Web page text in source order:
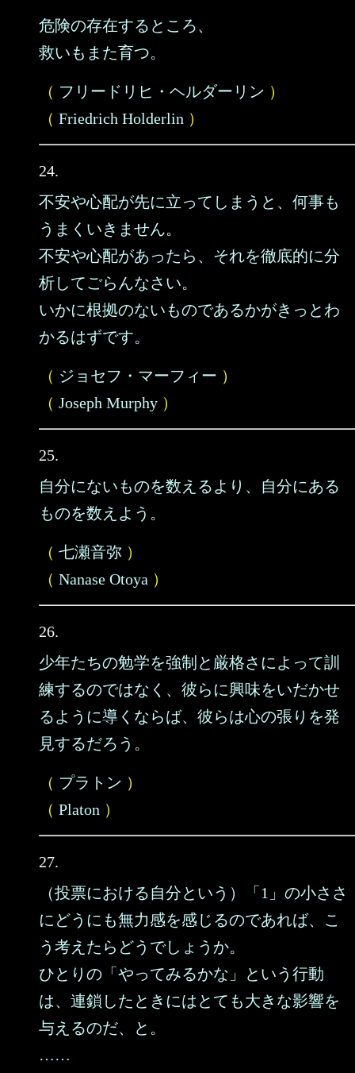
危険の存在するところ、
救いもまた育つ。
（ フリードリヒ・ヘルダーリン ）
（ Friedrich Holderlin ）
24.
不安や心配が先に立ってしまうと、何事も
うまくいきません。
不安や心配があったら、それを徹底的に分
析してごらんなさい。
いかに根拠のないものであるかがきっとわ
かるはずです。
（ ジョセフ・マーフィー ）
（ Joseph Murphy ）
25.
自分にないものを数えるより、自分にある
ものを数えよう。
（ 七瀬音弥 ）
（ Nanase Otoya ）
26.
少年たちの勉学を強制と厳格さによって訓
練するのではなく、彼らに興味をいだかせ
るように導くならば、彼らは心の張りを発
見するだろう。
（ プラトン ）
（ Platon ）
27.
（投票における自分という）「1」の小ささ
にどうにも無力感を感じるのであれば、こ
う考えたらどうでしょうか。
ひとりの「やってみるかな」という行動
は、連鎖したときにはとても大きな影響を
与えるのだ、と。
……